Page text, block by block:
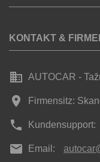
KONTAKT &
business AUTOCAR -
place Firmensitz:
phone Kundensupport:
mail Email: